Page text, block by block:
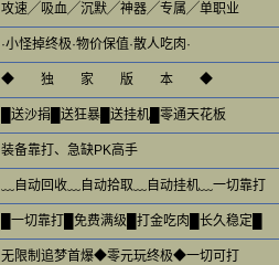
攻速╱吸血╱沉默╱神器╱专属╱单职业
·小怪掉终极·物价保值·散人吃肉·
◆ 独 家 版 本 ◆
█送沙捐█送狂暴█送挂机█零通天花板
装备靠打、急缺PK高手
﹏自动回收﹏自动拾取﹏自动挂机﹏一切靠打
█一切靠打█免费满级█打金吃肉█长久稳定█
无限制追梦首爆◆零元玩终极◆一切可打